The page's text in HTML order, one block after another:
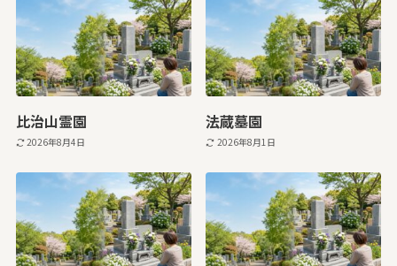
比治山霊園
2026年8月4日
法蔵墓園
2026年8月1日